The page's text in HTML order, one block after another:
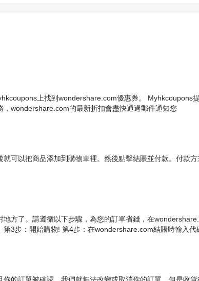
上找到wondershare.com優惠券。 Myhkcoupons
wondershare.com的最新折扣會盡快通過郵件通知您
可以把商品添加到購物車裡。然後點擊結賬並付款。付款
方了。請遵循以下步驟，為您的訂單省錢，在
3步：開始購物! 第4步：在wondershare.com結賬時輸入代